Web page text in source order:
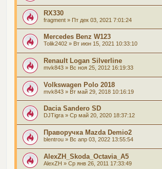
RX330
fragment » Пт дек 03, 2021 7:01:24
Mercedes Benz W123
Tolik2402 » Вт июн 15, 2021 10:33:10
Renault Logan Silverline
mvk843 » Вс ноя 25, 2012 16:19:33
Volkswagen Polo 2018
mvk843 » Вт май 29, 2018 10:16:19
Dacia Sandero SD
DJTigra » Ср май 20, 2020 18:37:12
Праворучка Mazda Demio2
blentrou » Вс апр 03, 2022 13:55:54
AlexZH_Skoda_Octavia_A5
AlexZH » Ср янв 26, 2011 17:33:49